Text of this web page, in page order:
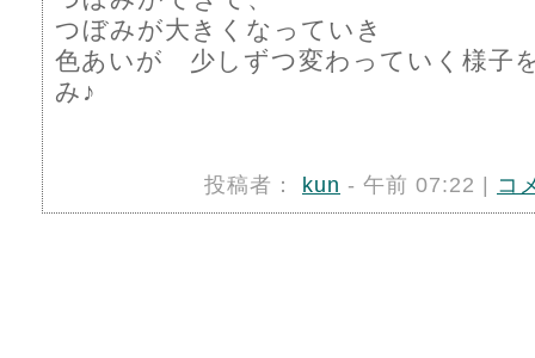
つぼみが大きくなっていき
色あいが 少しずつ変わっていく様子
み♪
投稿者： kun - 午前 07:22 | コ